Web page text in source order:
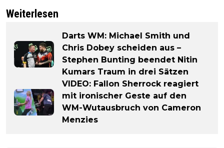
Weiterlesen
Darts WM: Michael Smith und
Chris Dobey scheiden aus –
Stephen Bunting beendet Nitin
Kumars Traum in drei Sätzen
VIDEO: Fallon Sherrock reagiert
mit ironischer Geste auf den
WM-Wutausbruch von Cameron
Menzies